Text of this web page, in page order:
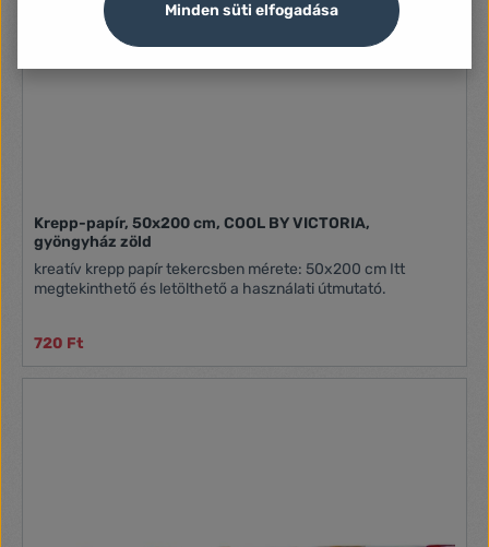
Krepp-papír, 50x200 cm, COOL BY VICTORIA,
gyöngyház zöld
kreatív krepp papír tekercsben mérete: 50x200 cm Itt
megtekinthető és letölthető a használati útmutató.
720 Ft
Minden süti elfogadása